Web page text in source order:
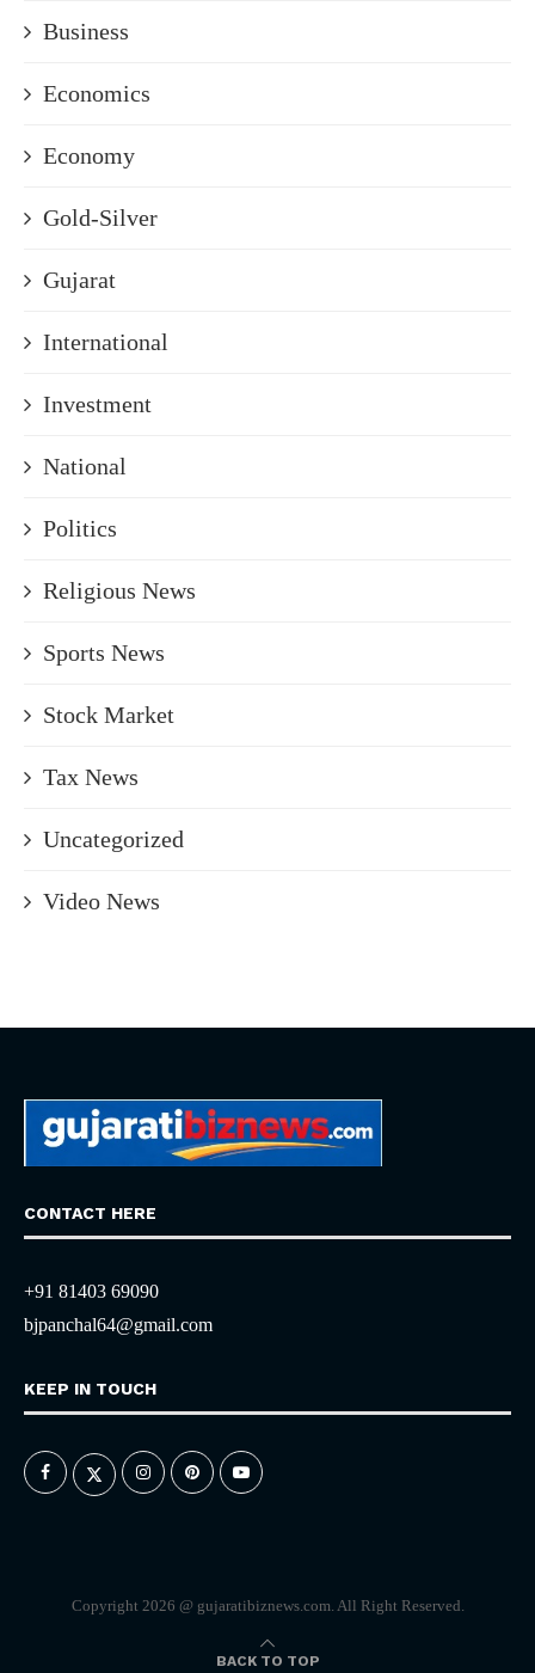
Business
Economics
Economy
Gold-Silver
Gujarat
International
Investment
National
Politics
Religious News
Sports News
Stock Market
Tax News
Uncategorized
Video News
CONTACT HERE
+91 81403 69090
bjpanchal64@gmail.com
KEEP IN TOUCH
Copyright 2026 @ gujaratibiznews.com. All Right Reserved.
BACK TO TOP